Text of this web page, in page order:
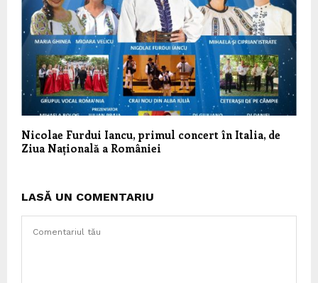
Nicolae Furdui Iancu, primul concert în Italia, de
Ziua Națională a României
LASĂ UN COMENTARIU